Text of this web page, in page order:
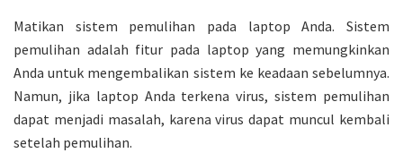
Matikan sistem pemulihan pada laptop Anda. Sistem
pemulihan adalah fitur pada laptop yang memungkinkan
Anda untuk mengembalikan sistem ke keadaan sebelumnya.
Namun, jika laptop Anda terkena virus, sistem pemulihan
dapat menjadi masalah, karena virus dapat muncul kembali
setelah pemulihan.